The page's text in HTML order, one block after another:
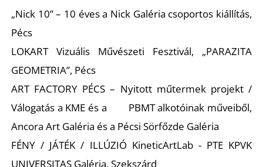
„Nick 10” – 10 éves a Nick Galéria csoportos kiállítás,
Pécs
LOKART Vizuális Művészeti Fesztivál, „PARAZITA
GEOMETRIA”, Pécs
ART FACTORY PÉCS – Nyitott műtermek projekt /
Válogatás a KME és a PBMT alkotóinak műveiből,
Ancora Art Galéria és a Pécsi Sörfőzde Galéria
FÉNY / JÁTÉK / ILLÚZIÓ KineticArtLab - PTE KPVK
UNIVERSITAS Galéria, Szekszárd